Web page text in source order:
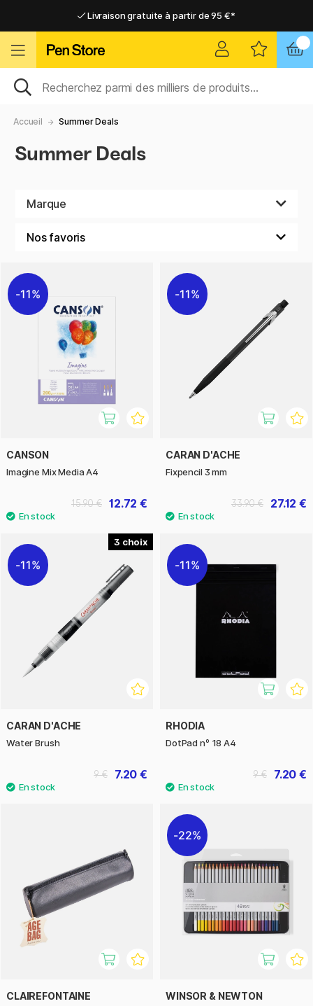
Livraison gratuite à partir de 95 €*
Livraison domicile ou point relais
Livraison gratuite à partir de 95 €*
Livraison domicile ou point relais
Accueil Summer Deals
Summer Deals
Marque
11%
CANSON
Imagine Mix Media A4
12.72 €
15.90 €
11%
CARAN D'ACHE
Fixpencil 3 mm
27.12 €
33.90 €
3
11%
CARAN D'ACHE
Water Brush
7.20 €
9 €
11%
RHODIA
DotPad nº 18 A4
7.20 €
9 €
CLAIREFONTAINE
22%
WINSOR & NEWTON